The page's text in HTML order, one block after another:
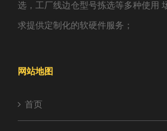
选，工厂线边仓型号拣选等多种使用
求提供定制化的软硬件服务；
网站地图
首页